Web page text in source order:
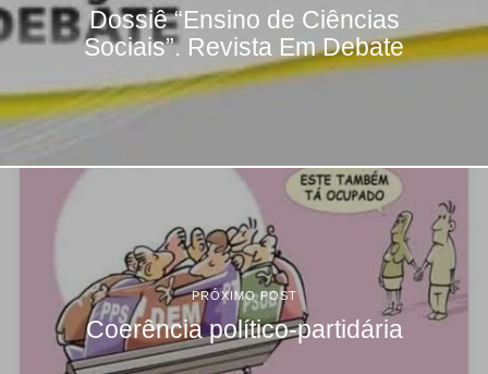
Dossiê “Ensino de Ciências
Sociais”. Revista Em Debate
PRÓXIMO POST
Coerência político-partidária